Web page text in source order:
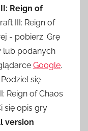
Reign of
III: Reign of
- pobierz. Grę
lub podanych
Google.
się
Reign of Chaos
się opis gry
version